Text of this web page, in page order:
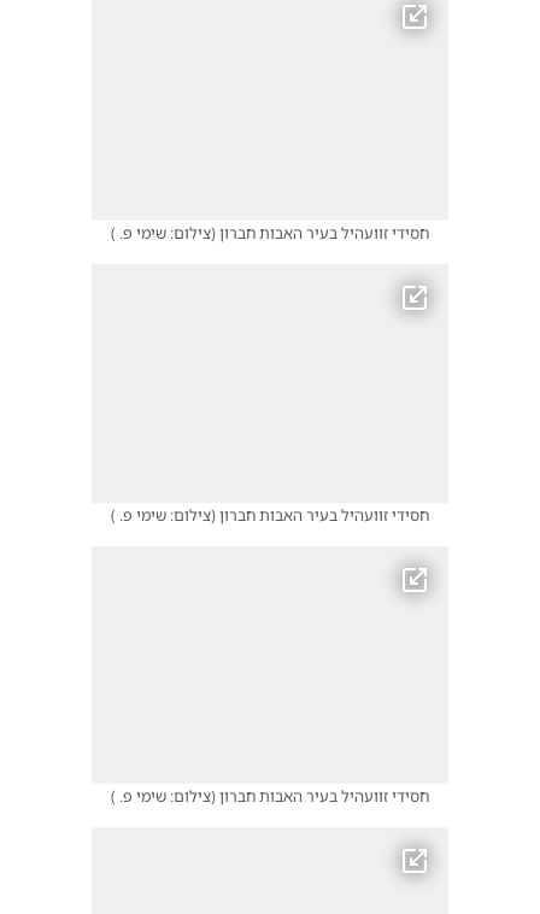
חסידי זוועהיל בעיר האבות חברון(צילום: שימי פ. )
חסידי זוועהיל בעיר האבות חברון(צילום: שימי פ. )
חסידי זוועהיל בעיר האבות חברון(צילום: שימי פ. )